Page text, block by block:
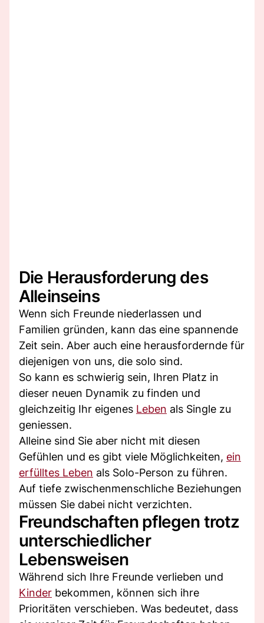
Die Herausforderung des
Alleinseins
Wenn sich Freunde niederlassen und
Familien gründen, kann das eine spannende
Zeit sein. Aber auch eine herausfordernde für
diejenigen von uns, die solo sind.
So kann es schwierig sein, Ihren Platz in
dieser neuen Dynamik zu finden und
gleichzeitig Ihr eigenes Leben als Single zu
geniessen.
Alleine sind Sie aber nicht mit diesen
Gefühlen und es gibt viele Möglichkeiten, ein
erfülltes Leben als Solo-Person zu führen.
Auf tiefe zwischenmenschliche Beziehungen
müssen Sie dabei nicht verzichten.
Freundschaften pflegen trotz
unterschiedlicher
Lebensweisen
Während sich Ihre Freunde verlieben und
Kinder bekommen, können sich ihre
Prioritäten verschieben. Was bedeutet, dass